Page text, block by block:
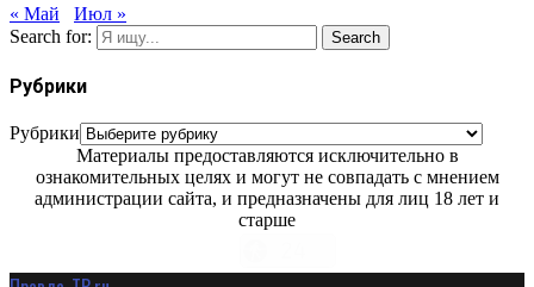
« Май
Июл »
Search for:
Search
Рубрики
Рубрики
Материалы предоставляются исключительно в
ознакомительных целях и могут не совпадать с мнением
администрации сайта, и предназначены для лиц 18 лет и
старше